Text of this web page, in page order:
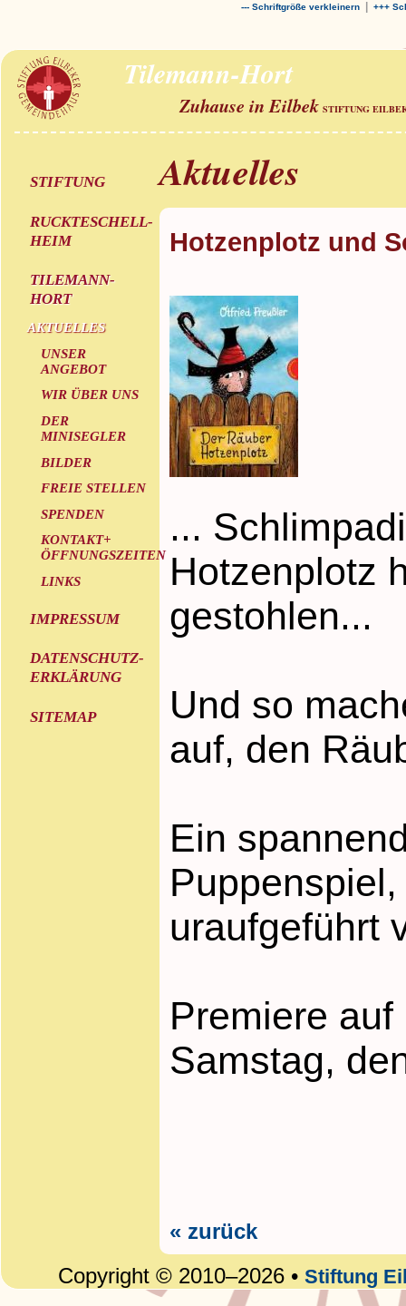
--- Schriftgröße verkleinern | +++
Tilemann-Hort
Zuhause in Eilbek STIFTUNG
STIFTUNG
RUCKTESCHELL-
HEIM
TILEMANN-
HORT
AKTUELLES
UNSER
ANGEBOT
WIR ÜBER UNS
DER
MINISEGLER
BILDER
FREIE STELLEN
SPENDEN
KONTAKT+
ÖFFNUNGSZEITEN
LINKS
IMPRESSUM
DATENSCHUTZ-
ERKLÄRUNG
SITEMAP
Aktuelles
Hotzenplotz und
...
Hotzenplotz
gestohlen...
Und so
auf, den
Ein
uraufgeführt
Premiere
Samstag,
« zurück
Copyright © 2010–2026 •Stiftung